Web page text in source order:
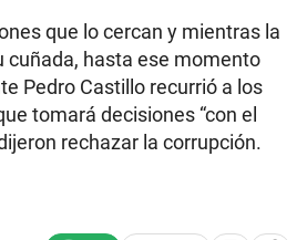
que lo cercan y mientras la
cuñada, hasta ese momento
Pedro Castillo recurrió a los
tomará decisiones “con el
rechazar la corrupción.